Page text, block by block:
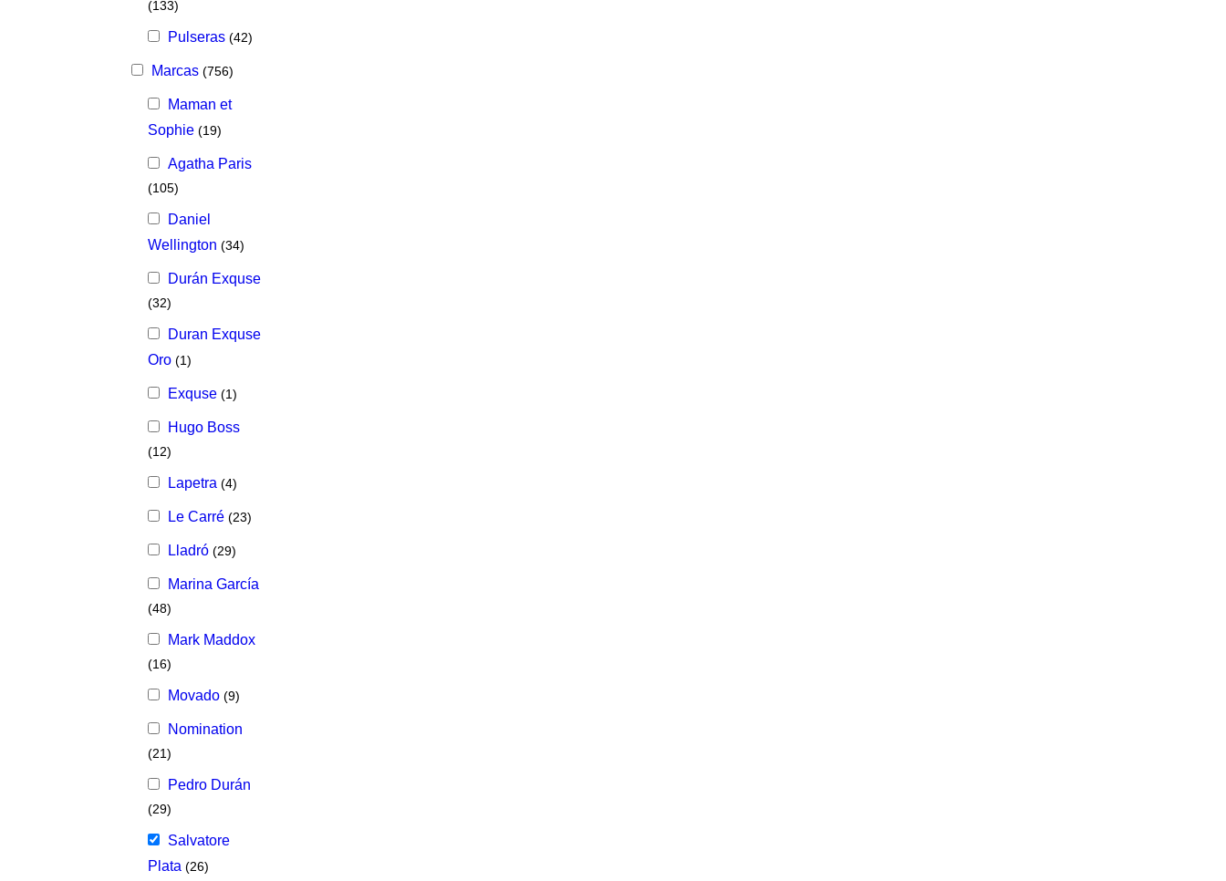
(133)
Pulseras (42)
Marcas (756)
Maman et
Sophie (19)
Agatha Paris
(105)
Daniel
Wellington (34)
Durán Exquse
(32)
Duran Exquse
Oro (1)
Exquse (1)
Hugo Boss
(12)
Lapetra (4)
Le Carré (23)
Lladró (29)
Marina García
(48)
Mark Maddox
(16)
Movado (9)
Nomination
(21)
Pedro Durán
(29)
Salvatore
Plata (26)